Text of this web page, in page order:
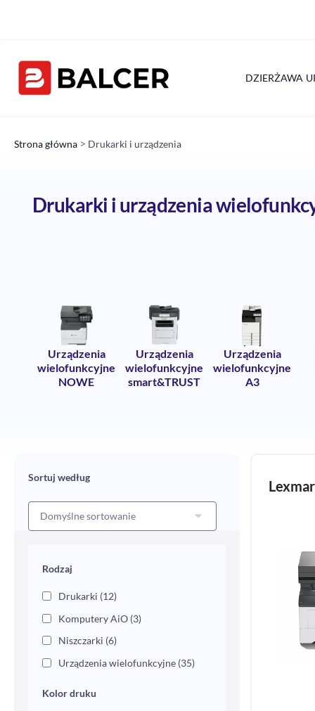
DZIERŻAWA
Strona główna > Drukarki i urządzenia
Drukarki i urządzenia
Urządzenia
wielofunkcyjne
NOWE
Urządzenia
wielofunkcyjne
smart&TRUST
Urządzenia
wielofunkcyjne
A3
Sortuj według
Rodzaj
Drukarki (12)
Komputery AiO (3)
Niszczarki (6)
Urządzenia wielofunkcyjne (35)
Kolor druku